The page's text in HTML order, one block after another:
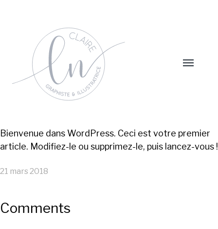
Bienvenue dans WordPress. Ceci est votre premier
article. Modifiez-le ou supprimez-le, puis lancez-vous !
21 mars 2018
Comments